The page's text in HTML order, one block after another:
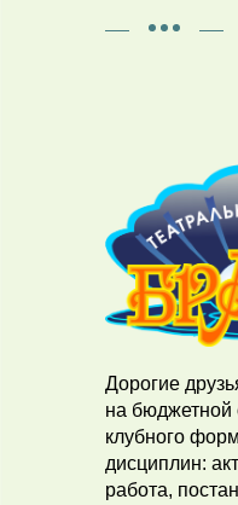
Дорогие
на бюджетной
клубного
дисциплин:
работа,